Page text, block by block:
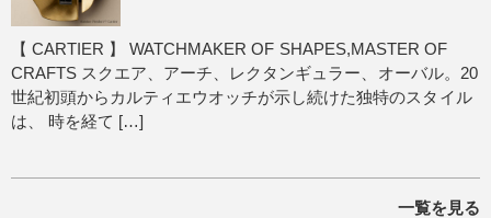
【 CARTIER 】 WATCHMAKER OF SHAPES,MASTER OF
CRAFTS スクエア、アーチ、レクタンギュラー、オーバル。20
世紀初頭からカルティエウオッチが示し続けた独特のスタイル
は、 時を経て […]
一覧を見る